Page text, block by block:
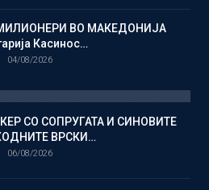
ВО МАКЕДОНИЈА
Касинос…
04/08/2026
СО СОПРУГАТА И СИНОВИТЕ
ВРСКИ…
06/08/2026